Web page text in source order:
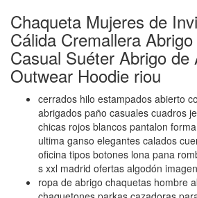
Chaqueta Mujeres de
Cálida Cremallera
Casual Suéter Abrigo de
Outwear Hoodie riou
cerrados hilo estampados abierto
abrigados paño casuales cuadros
chicas rojos blancos pantalon
ultima ganso elegantes calados
oficina tipos botones lona pana
s xxl madrid ofertas algodón
ropa de abrigo chaquetas hombre